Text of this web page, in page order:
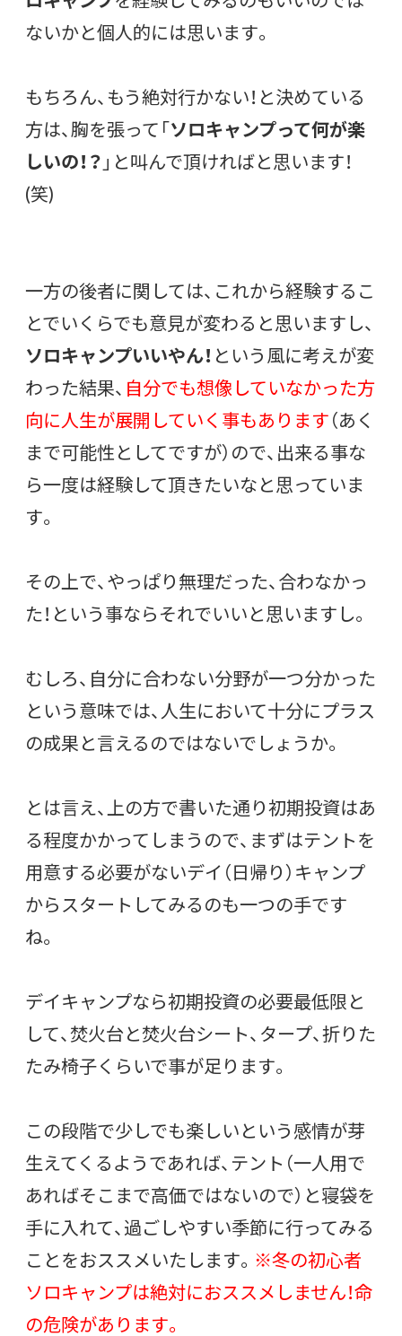
ないかと個人的には思います。
もちろん、もう絶対行かない！と決めている
方は、胸を張って「ソロキャンプって何が楽
しいの！？ 」と叫んで頂ければと思います！
(笑)
一方の後者に関しては、これから経験するこ
とでいくらでも意見が変わると思いますし、
ソロキャンプいいやん！ という風に考えが変
わった結果、 自分でも想像していなかった方
向に人生が展開していく事もあります（あく
まで可能性としてですが）ので、出来る事な
ら一度は経験して頂きたいなと思っていま
す。
その上で、やっぱり無理だった、合わなかっ
た！という事ならそれでいいと思いますし。
むしろ、自分に合わない分野が一つ分かった
という意味では、人生において十分にプラス
の成果と言えるのではないでしょうか。
とは言え、上の方で書いた通り初期投資はあ
る程度かかってしまうので、まずはテントを
用意する必要がないデイ（日帰り）キャンプ
からスタートしてみるのも一つの手です
ね。
デイキャンプなら初期投資の必要最低限と
して、焚火台と焚火台シート、タープ、折りた
たみ椅子くらいで事が足ります。
この段階で少しでも楽しいという感情が芽
生えてくるようであれば、テント（一人用で
あればそこまで高価ではないので）と寝袋を
手に入れて、過ごしやすい季節に行ってみる
ことをおススメいたします。 ※冬の初心者
ソロキャンプは絶対におススメしません！命
の危険があります。